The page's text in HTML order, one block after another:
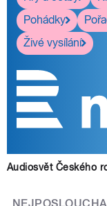
Pohádky
Živé vysílání
Audiosvět Českého